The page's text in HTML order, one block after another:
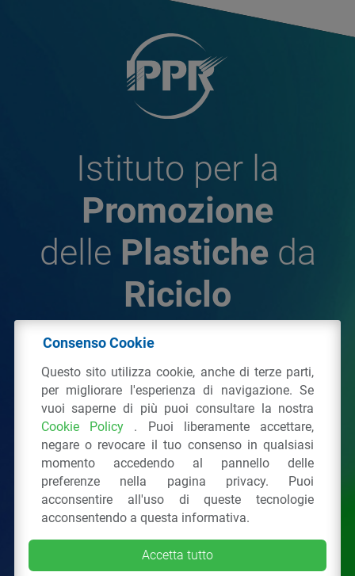
Istituto per la
Promozione
delle Plastiche da
Riciclo
Plastiche da Riciclo
C.F. 97381090154
Via San Vittore 36 20123Milano (MI)
Tel.: 02 43928225.
Tutti i diritti riservati Privacy Policy &Cookie
Consenso Cookie
Questo sito utilizza cookie, anche di terze parti,
per migliorare l'esperienza di navigazione. Se
vuoi saperne di più puoi consultare la nostra
Cookie Policy . Puoi liberamente accettare,
negare o revocare il tuo consenso in qualsiasi
momento accedendo al pannello delle
preferenze nella pagina privacy. Puoi
acconsentire all'uso di queste tecnologie
acconsentendo a questa informativa.
Accetta tutto